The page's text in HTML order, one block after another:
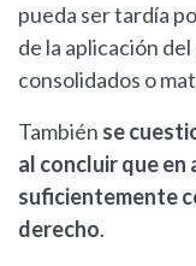
pueda ser tardía
de la aplicación
consolidados o
También se
al concluir que
suficientemente
derecho.